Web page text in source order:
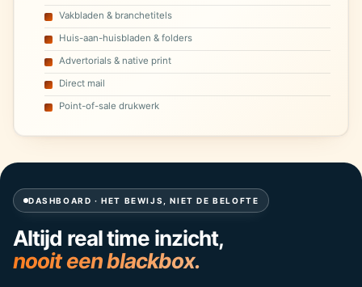
Vakbladen & branchetitels
Huis-aan-huisbladen & folders
Advertorials & native print
Direct mail
Point-of-sale drukwerk
DASHBOARD · HET BEWIJS, NIET DE BELOFTE
Altijd real time inzicht,
nooit een blackbox.